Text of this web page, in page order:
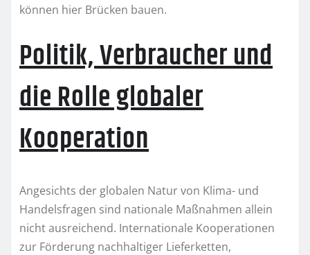
können hier Brücken bauen.
Politik, Verbraucher und
die Rolle globaler
Kooperation
Angesichts der globalen Natur von Klima- und
Handelsfragen sind nationale Maßnahmen allein
nicht ausreichend. Internationale Kooperationen
zur Förderung nachhaltiger Lieferketten,